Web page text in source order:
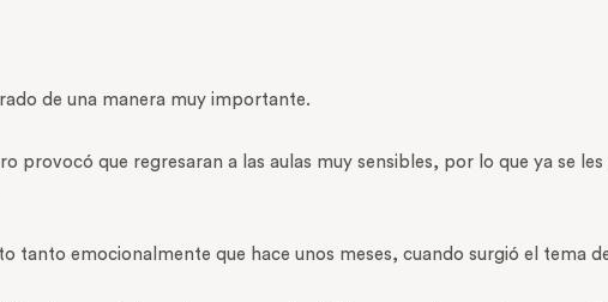
de una manera muy importante.
provocó que regresaran a las aulas muy sensibles, por lo que ya se
tanto emocionalmente que hace unos meses, cuando surgió el tema